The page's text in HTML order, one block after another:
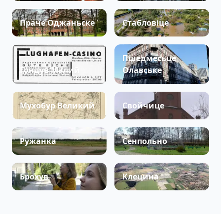
Праче Оджаньске Стабловіце
Гондув Малий
Пшедмесьце
Олавське
Мухобур Великий Свойчице
Ружанка Сенпольно
Брохув Клецина